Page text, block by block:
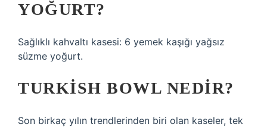
YOĞURT?
Sağlıklı kahvaltı kasesi: 6 yemek kaşığı yağsız
süzme yoğurt.
TURKISH BOWL NEDIR?
Son birkaç yılın trendlerinden biri olan kaseler, tek